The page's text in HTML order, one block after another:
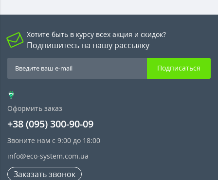
Хотите быть в курсу всех акция и скидок?
Подпишитесь на нашу рассылку
Подписаться
Оформить заказ
+38 (095) 300-90-09
Звоните нам с 9:00 до 18:00
info@eco-system.com.ua
Заказать звонок